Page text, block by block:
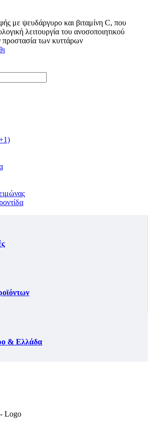
με ψευδάργυρο και βιταμίνη C, που
λειτουργία του ανοσοποιητικού
προστασία των κυττάρων
& Ελλάδα